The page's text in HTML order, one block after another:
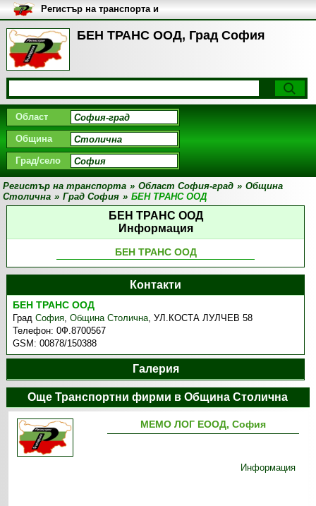
БЕН ТРАНС ООД, Град София
Регистър на транспорта и
транспортните фирми в
България
Област
Община
Град/село
Регистър на транспорта » Област София-град » Община
Столична » Град София » БЕН ТРАНС ООД
БЕН ТРАНС ООД
Информация
БЕН ТРАНС ООД
Контакти
БЕН ТРАНС ООД
ГрадСофия,Община Столична,УЛ.КОСТА ЛУЛЧЕВ 58
Телефон:0Ф.8700567
GSM:00878/150388
Галерия
Още Транспортни фирми в Община Столична
МЕМО ЛОГ ЕООД, София
Информация